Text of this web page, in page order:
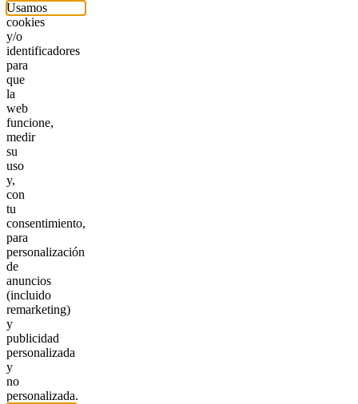
Usamos
cookies
y/o
identificadores
para
que
la
web
funcione,
medir
su
uso
y,
con
tu
consentimiento,
para
personalización
de
anuncios
(incluido
remarketing)
y
publicidad
personalizada
y
no
personalizada.